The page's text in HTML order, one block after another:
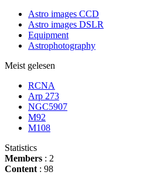
Astro images CCD
Astro images DSLR
Equipment
Astrophotography
Meist gelesen
RCNA
Arp 273
NGC5907
M92
M108
Statistics
Members : 2
Content: 98